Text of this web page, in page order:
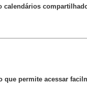
permite acessar